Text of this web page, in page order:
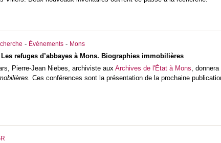
- Événements - Mons
refuges d’abbayes à Mons. Biographies immobilières
Pierre-Jean Niebes, archiviste aux Archives de l'État à Mons ,
Ces conférences sont la présentation de la prochaine